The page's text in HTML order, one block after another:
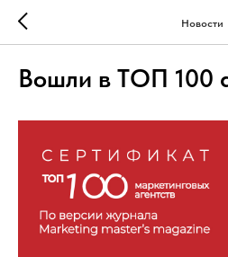
Новости
Вошли в ТОП 100